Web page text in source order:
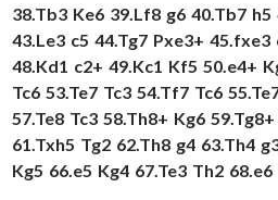
38.Tb3 Ke6 39.Lf8 g6 40.Tb7 h5
43.Le3 c5 44.Tg7 Pxe3+ 45.fxe3
48.Kd1 c2+ 49.Kc1 Kf5 50.e4+
Tc6 53.Te7 Tc3 54.Tf7 Tc6 55.
57.Te8 Tc3 58.Th8+ Kg6 59.Tg8+
61.Txh5 Tg2 62.Th8 g4 63.Th4
Kg5 66.e5 Kg4 67.Te3 Th2 68.e6